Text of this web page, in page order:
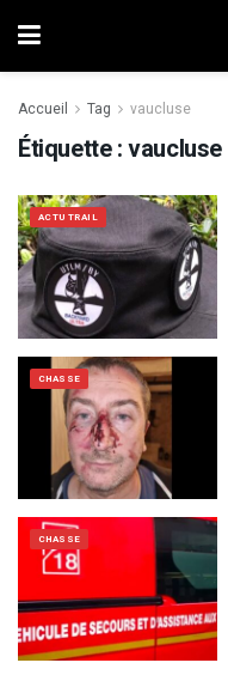
Accueil Tag vaucluse
Étiquette :vaucluse
ACTU TRAIL
CHASSE
CHASSE